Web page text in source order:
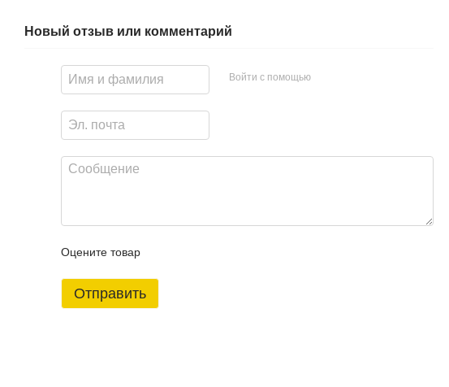
Новый отзыв или комментарий
Войти с помощью
Оцените товар
Отправить